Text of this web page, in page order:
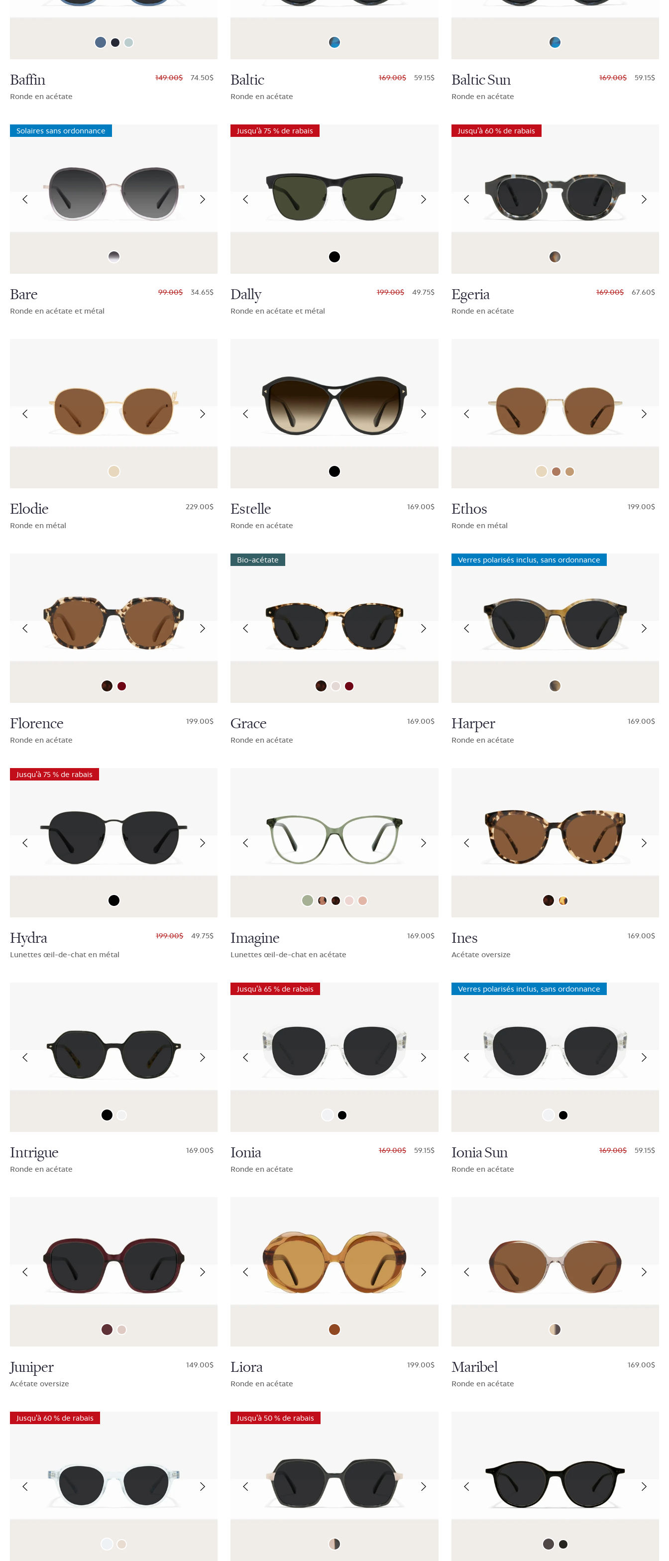
Baffin
Ronde en acétate
$149.00 $74.50 Baltic
Ronde en acétate
$169.00 $59.15 Baltic Sun
Ronde en acétate
$169.00 $59.15
Solaires sans ordonnance
Bare
Ronde en acétate et métal
$99.00 $34.65
Jusqu'à 75 % de rabais
Dally
Ronde en acétate et métal
$199.00 $49.75
Jusqu'à 60 % de rabais
Egeria
Ronde en acétate
$169.00 $67.60
Elodie
Ronde en métal
$229.00 Estelle
Ronde en acétate
$169.00 Ethos
Ronde en métal
$199.00
Florence
Ronde en acétate
$199.00
Bio-acétate
Grace
Ronde en acétate
$169.00
Verres polarisés inclus, sans ordonnance
Harper
Ronde en acétate
$169.00
Jusqu'à 75 % de rabais
Hydra
Lunettes œil-de-chat en métal
$199.00 $49.75 Imagine
Lunettes œil-de-chat en acétate
$169.00 Ines
Acétate oversize
$169.00
Intrigue
Ronde en acétate
$169.00
Jusqu'à 65 % de rabais
Ionia
Ronde en acétate
$169.00 $59.15
Verres polarisés inclus, sans ordonnance
Ionia Sun
Ronde en acétate
$169.00 $59.15
Juniper
Acétate oversize
$149.00 Liora
Ronde en acétate
$199.00 Maribel
Ronde en acétate
$169.00
Jusqu'à 60 % de rabais Jusqu'à 50 % de rabais